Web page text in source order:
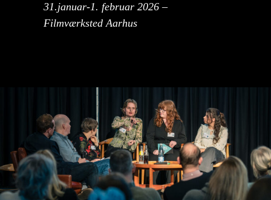
31.januar-1. februar 2026 –
Filmværksted Aarhus